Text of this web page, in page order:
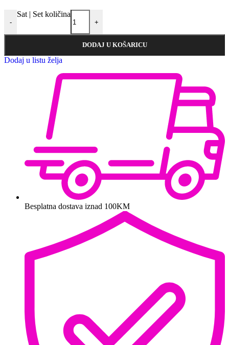
-
Sat | Set količina
+
DODAJ U KOŠARICU
Dodaj u listu želja
Besplatna dostava iznad 100KM